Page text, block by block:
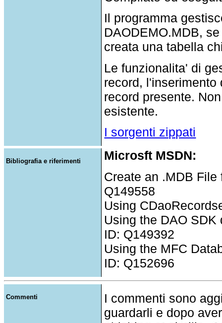
Il programma
DAODEMO.MDB,
creata una tabella
Le funzionalita' di
record,
record presente.
esistente.
I sorgenti zippati
Bibliografia e riferimenti
Microsft MSDN:
Create an .MDB
Q149558
Using
Using the DAO
ID: Q149392
Using the MFC
ID: Q152696
Commenti
I commenti sono
guardarli e dopo